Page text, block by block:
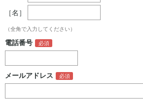
［名］
（全角で入力してください）
電話番号
メールアドレス